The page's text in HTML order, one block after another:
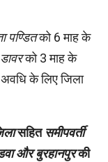
पण्डितको 6 माह के
को 3 माह के
के लिए जिला
सहित समीपवर्ती
और बुरहानपुरकी